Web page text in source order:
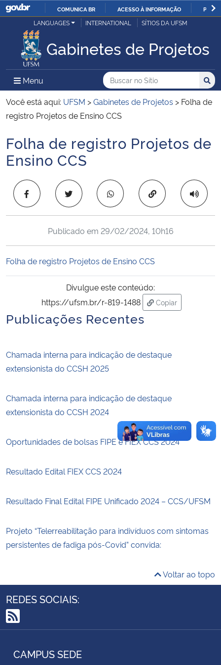
IR
O
COMUNICA BR ACESSO À INFORMAÇÃO
Ministério da Justiça e Segurança Pública
Ministério da Defesa
Ministério das Relações Exteriores
Ministério da Infraestrutura
Ministério da Educação
Ministério da Cidadania
Ministério da Ciência, Tecnologia, Inovações e Comunicações
Controladoria-Geral da União
Ministério da Mulher, da Família e dos Direitos Humanos
Advocacia-Geral da União
Planalto
LANGUAGES INTERNATIONAL SÍTIOS DA UFSM
Gabinetes de Projetos
Menu Menu Principal do Sítio
Busca
Buscar no no Sítio
Busca:
Você está aqui: UFSM >Gabinetes de Projetos > Folha de
registro Projetos de Ensino CCS
Início do conteúdo
Folha de registro Projetos de
Ensino CCS
Copiar para área
Publicado em 29/02/2024, 10h16
Folha de registro Projetos de Ensino CCS
Divulgue este conteúdo:
https://ufsm.br/r-819-1488
Copiar
para área de
Publicações Recentes
Chamada interna para indicação de destaque
extensionista do CCSH 2025
Chamada interna para indicação de destaque
extensionista do CCSH 2024
Oportunidades de bolsas FIPE e FIEX CCS 2024
Resultado Edital FIEX CCS 2024
Resultado Final Edital FIPE Unificado 2024 – CCS/UFSM
Projeto “Telerreabilitação para indivíduos com sintomas
persistentes de fadiga pós-Covid” convida:
Voltar ao topo
REDES SOCIAIS:
RSS
CAMPUS SEDE